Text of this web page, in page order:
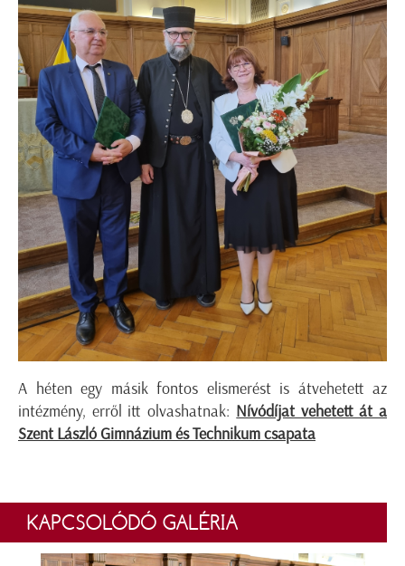
A héten egy másik fontos elismerést is átvehetett az
intézmény, erről itt olvashatnak: Nívódíjat vehetett át a
Szent László Gimnázium és Technikum csapata
KAPCSOLÓDÓ GALÉRIA